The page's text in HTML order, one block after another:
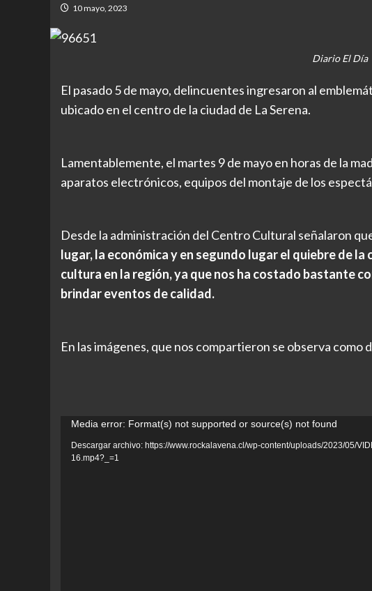
10 mayo, 2023
Diario El Día
El pasado 5 de mayo, delincuentes ingresaron al
ubicado en el centro de la ciudad de La Serena.
Lamentablemente, el martes 9 de mayo en horas de la
aparatos electrónicos, equipos del montaje de los
Desde la administración del Centro Cultural señalaron
lugar, la económica y en segundo lugar el quiebre de
cultura en la región, ya que nos ha costado bastante
brindar eventos de calidad.
En las imágenes, que nos compartieron se observa como
Reproductor
de
vídeo
Media error: Format(s) not supported or source(s) not found
Descargar archivo: https://www.rockalavena.cl/wp-content/uploads/2023/05/
16.mp4?_=1